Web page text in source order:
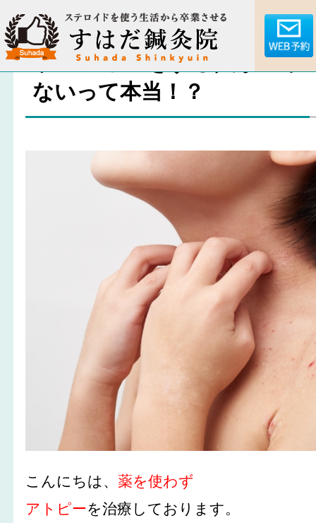
サーフィンをする人がアト
ないって本当！？
こんにちは、薬を使わず
アトピーを治療しております。